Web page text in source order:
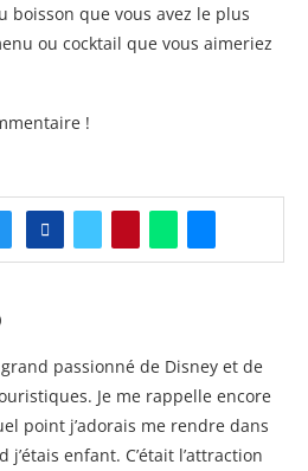
boisson que vous avez le plus
ou cocktail que vous aimeriez
!
passionné de Disney et de
Je me rappelle encore
point j’adorais me rendre dans
enfant. C’était l’attraction